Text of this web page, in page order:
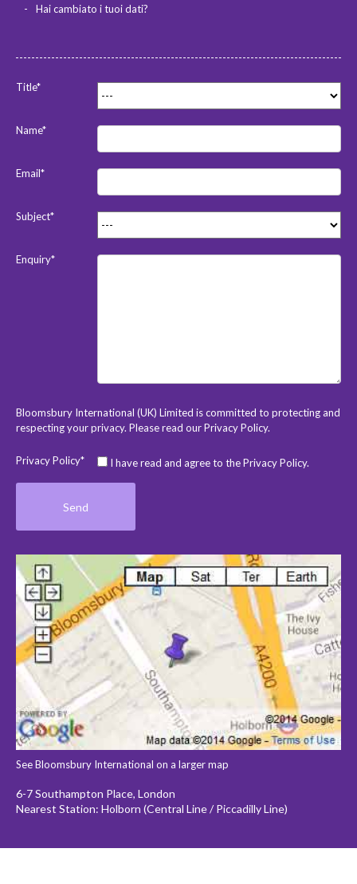
Hai cambiato i tuoi dati?
Title*
Name*
Email*
Subject*
Enquiry*
Bloomsbury International (UK) Limited is committed to protecting and
respecting your privacy. Please read ourPrivacy Policy.
Privacy Policy* I have read and agree to the Privacy Policy.
See Bloomsbury International on a larger map
6-7 Southampton Place, London
Nearest Station: Holborn (Central Line / Piccadilly Line)